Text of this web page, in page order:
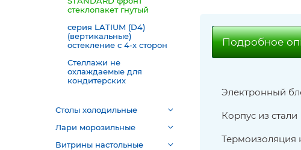
стеклопакет гнутый
серия LATIUM (D4)
(вертикальные)
остекление с 4-х сторон
Стеллажи не
охлаждаемые для
кондитерских
Столы холодильные
Лари морозильные
Витрины настольные
Подробное
Электронный
Корпус из стали
Термоизоляция